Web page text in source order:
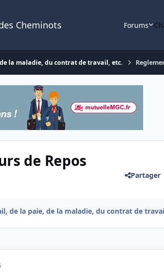
Cheminots Forums
la maladie, du contrat de travail, etc.
de Repos
Partager
de la paie, de la maladie, du contrat de